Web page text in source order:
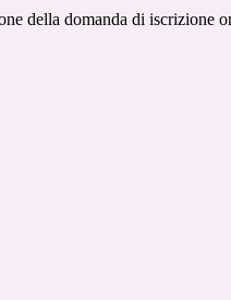
della domanda di iscrizione